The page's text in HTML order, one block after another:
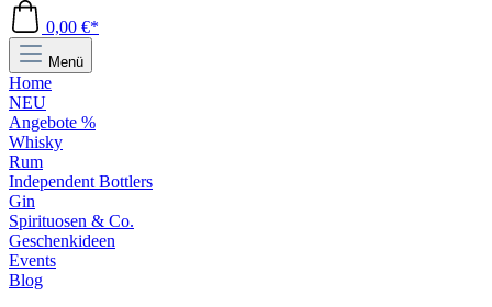
0,00 €*
Menü
Home
NEU
Angebote %
Whisky
Rum
Independent Bottlers
Gin
Spirituosen & Co.
Geschenkideen
Events
Blog